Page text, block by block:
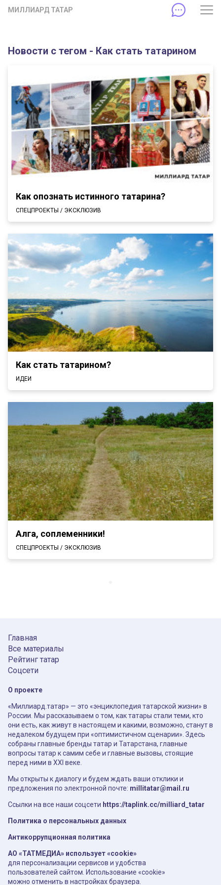
МИЛЛИАРД ТАТАР
Новости с тегом - Как стать татарином
Как опознать истинного татарина?
СПЕЦПРОЕКТЫ / ЭКСКЛЮЗИВ
Как стать татарином?
ИДЕИ
Алга, соплеменники!
СПЕЦПРОЕКТЫ / ЭКСКЛЮЗИВ
Главная
Все материалы
Рейтинг татар
Соцсети
О проекте
«Миллиард.татар» — это «энциклопедия татарской жизни» в
России. Мы рассказываем о том, как татары стали теми, кто
они есть, как живут в настоящем и какими, возможно, станут в
недалеком будущем при «оптимистичном сценарии». Здесь
собраны главные бренды татар и Татарстана, главные
вопросы татар к самим себе и главные вызовы, стоящие
перед ними в XXI веке.
Мы открыты к диалогу и будем ждать ваши отклики и
предложения по электронной почте: millitatar@mail.ru
Ссылки на все наши соцсети https://taplink.cc/milliard_tatar
Политика о персональных данных
Антикоррупционная политика
АО «ТАТМЕДИА» использует «cookie»
для персонализации сервисов и удобства
пользователей сайтом. Использование «cookie»
можно отменить в настройках браузера.